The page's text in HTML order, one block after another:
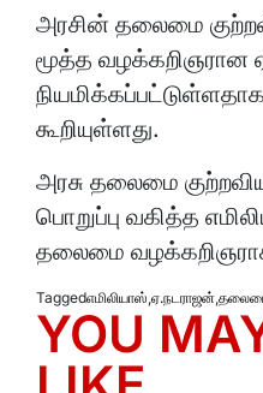
அரசின் தலைமை
மூத்த வழக்கறிஞரான
கூறியுள்ளது.
அரசு தலைமை
பொறுப்பு வகித்த
தலைமை
Taggedஎமிலியாஸ்,ஏ.நடராஜன்,
YOU